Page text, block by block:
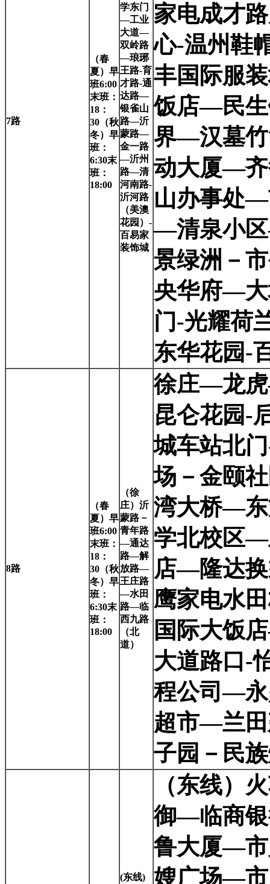
7路
（春
夏）早
班6:00
末班：
18：
30（秋
冬）早
班：
6:30末
班：
18:00
学东门
—工业
大道—
双岭路
—琅琊
王路-育
才路-通
达路—
银雀山
路—沂
蒙路—
金一路
—沂州
路—清
河南路-
沂河路
（美澳
花园）-
百易家
装饰城
家电成才
心-温州鞋
丰国际服
饭店—民
界—汉墓
动大厦—
山办事处
—清泉小
景绿洲－
央华府—大
门-光耀荷
东华花园-
8路
（春
夏）早
班6:00
末班：
18：
30（秋
冬）早
班：
6:30末
班：
18:00
（徐
庄）沂
蒙路－
青年路
—通达
路—解
放路—
王庄路
—水田
路—临
西九路
（北
道）
徐庄—龙
昆仑花园-
城车站北
场－金颐
湾大桥—
学北校区
店—隆达
鹰家电水
国际大饭
大道路口-
程公司—
超市—兰
子园－民
(东线)
（东线）
御—临商
鲁大厦—
嫂广场—